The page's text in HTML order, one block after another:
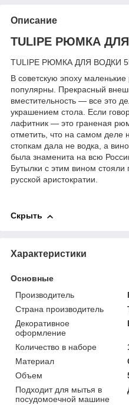
Описание
TULIPE РЮМКА
TULIPE РЮМКА ДЛЯ ВОДКИ
В советскую эпоху
популярны. Прекрасный
вместительность — все это
украшением стола. Если
лафитник — это граненая
отметить, что на самом деле
стопкам дала не водка, а
была знаменита на всю
Бутылки с этим вином
русской аристократии.
Скрыть
Характеристики
Основные
Производитель
Страна производитель
Декоративное
оформление
Количество в наборе
Материал
Объем
Подходит для мытья в
посудомоечной машине